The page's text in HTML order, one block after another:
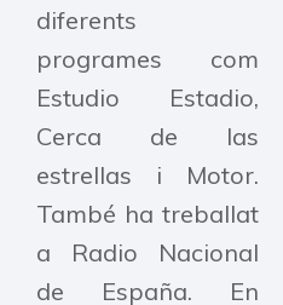
diferents
programes com
Estudio Estadio,
Cerca de las
estrellas i Motor.
També ha treballat
a Radio Nacional
de España. En